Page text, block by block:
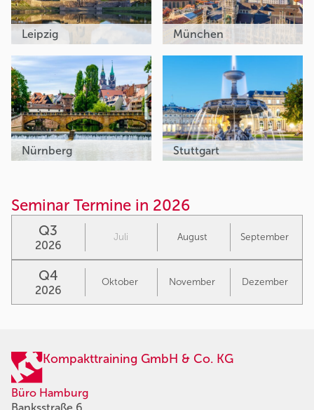
Leipzig München
Nürnberg Stuttgart
Seminar Termine in 2026
Q3
2026
Juli August September
Q4
2026
Oktober November Dezember
Kompakttraining GmbH & Co. KG
Büro Hamburg